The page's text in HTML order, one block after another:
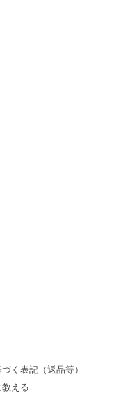
く表記（返品等）
教える